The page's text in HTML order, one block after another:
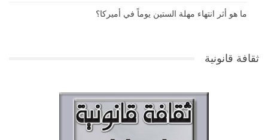
ما هو أثر انتهاء مهلة الستين يوماً في أميركا؟
ثقافة قانونية